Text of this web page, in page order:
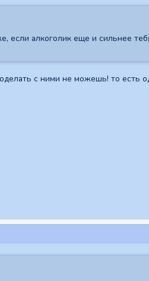
если алкоголик еще и сильнее
с ними не можешь! то есть